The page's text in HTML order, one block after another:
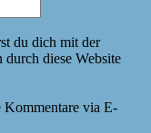
du dich mit der
durch diese Website
Kommentare via E-